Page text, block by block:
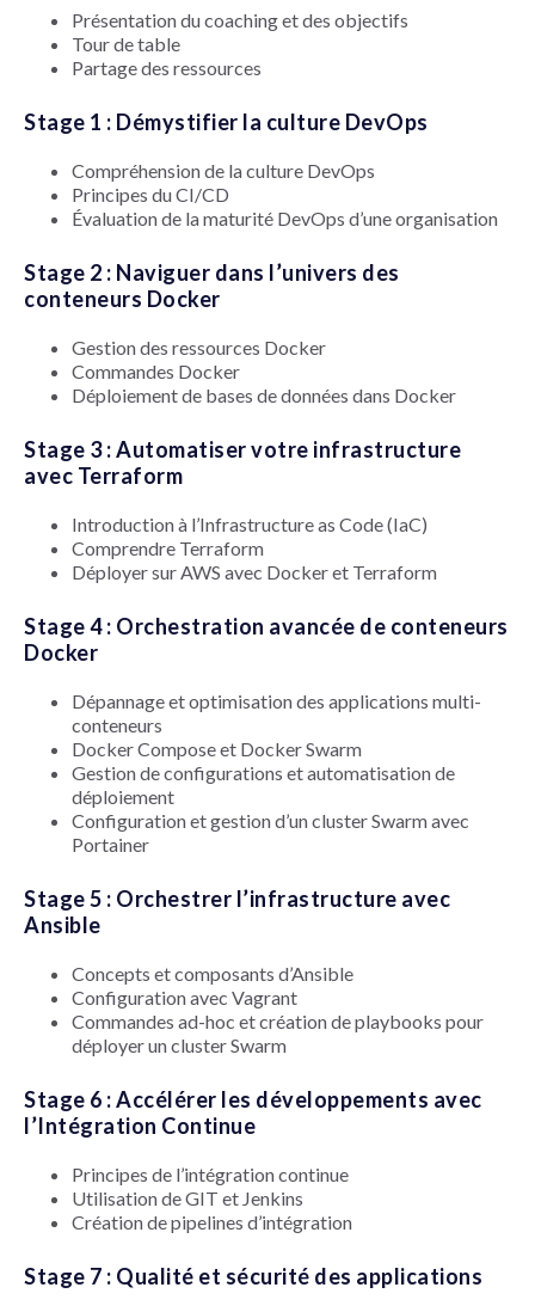
Présentation du coaching et des objectifs
Tour de table
Partage des ressources
Stage 1 : Démystifier la culture DevOps
Compréhension de la culture DevOps
Principes du CI/CD
Évaluation de la maturité DevOps d’une organisation
Stage 2 : Naviguer dans l’univers des
conteneurs Docker
Gestion des ressources Docker
Commandes Docker
Déploiement de bases de données dans Docker
Stage 3 : Automatiser votre infrastructure
avec Terraform
Introduction à l’Infrastructure as Code (IaC)
Comprendre Terraform
Déployer sur AWS avec Docker et Terraform
Stage 4 : Orchestration avancée de conteneurs
Docker
Dépannage et optimisation des applications multi-
conteneurs
Docker Compose et Docker Swarm
Gestion de configurations et automatisation de
déploiement
Configuration et gestion d’un cluster Swarm avec
Portainer
Stage 5 : Orchestrer l’infrastructure avec
Ansible
Concepts et composants d’Ansible
Configuration avec Vagrant
Commandes ad-hoc et création de playbooks pour
déployer un cluster Swarm
Stage 6 : Accélérer les développements avec
l’Intégration Continue
Principes de l’intégration continue
Utilisation de GIT et Jenkins
Création de pipelines d’intégration
Stage 7 : Qualité et sécurité des applications